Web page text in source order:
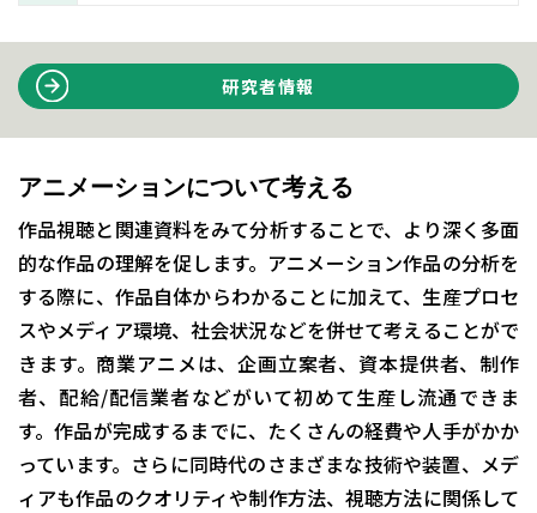
研究者情報
アニメーションについて考える
作品視聴と関連資料をみて分析することで、より深く多面
的な作品の理解を促します。アニメーション作品の分析を
する際に、作品自体からわかることに加えて、生産プロセ
スやメディア環境、社会状況などを併せて考えることがで
きます。商業アニメは、企画立案者、資本提供者、制作
者、配給/配信業者などがいて初めて生産し流通できま
す。作品が完成するまでに、たくさんの経費や人手がかか
っています。さらに同時代のさまざまな技術や装置、メデ
ィアも作品のクオリティや制作方法、視聴方法に関係して